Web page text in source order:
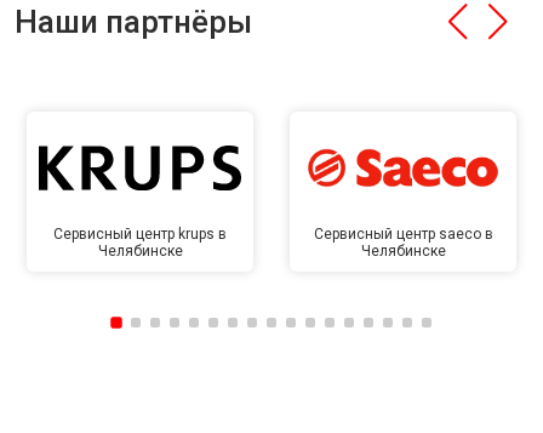
Наши партнёры
Сервисный центр krups в
Челябинске
Сервисный центр saeco в
Челябинске